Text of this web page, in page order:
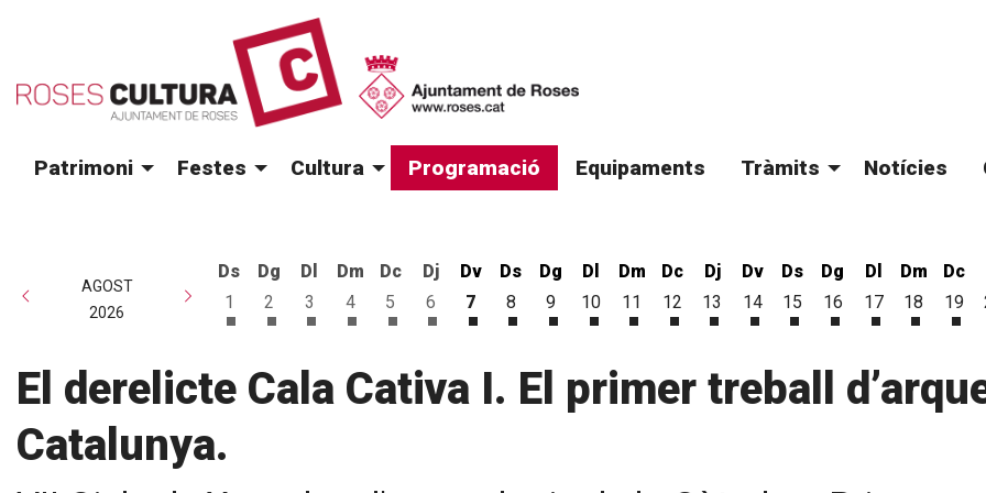
Patrimoni Festes Cultura Programació Equipaments Tràmits Notícies
AGOST
2026
Ds
1
Dissabte 1 d'agost
Dg
2
Diumenge 2 d'agost
Dl
3
Dilluns 3 d'agost
Dm
4
Dimarts 4 d'agost
Dc
5
Dimecres 5 d'agost
Dj
6
Dijous 6 d'agost
Dv
7
Divendres 7 d'agost
Ds
8
Dissabte 8 d'agost
Dg
9
Diumenge 9 d'agost
Dl
10
Dilluns 10 d'agost
Dm
11
Dimarts 11 d'agost
Dc
12
Dimecres 12 d'agost
Dj
13
Dijous 13 d'agost
Dv
14
Divendres 14 d'agost
Ds
15
Dissabte 15 d'agost
Dg
16
Diumenge 16
Dl
17
Dilluns 17
Dm
18
Dimarts
Dc
19
El derelicte Cala Cativa I. El primer treball
Catalunya.